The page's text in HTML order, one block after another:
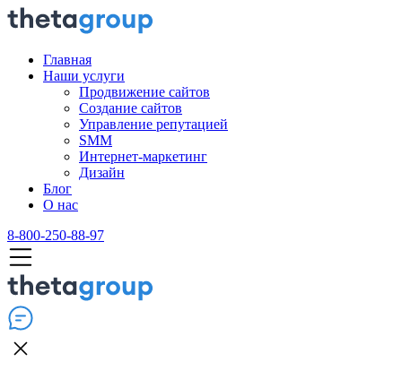
Главная
Наши услуги
Продвижение сайтов
Создание сайтов
Управление репутацией
SMM
Интернет-маркетинг
Дизайн
Блог
О нас
8-800-250-88-97